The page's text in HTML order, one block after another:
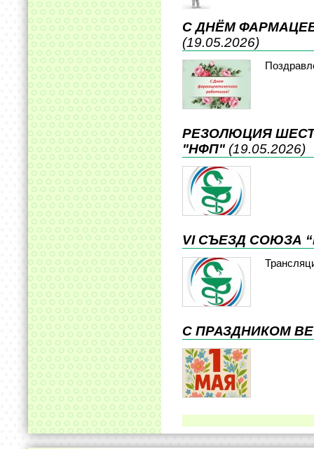
С ДНЁМ
(19.05.2026)
РЕЗОЛЮЦИЯ
"НФП" (19.05.2026)
VI СЪЕЗД СОЮЗА
С ПРАЗДНИКОМ